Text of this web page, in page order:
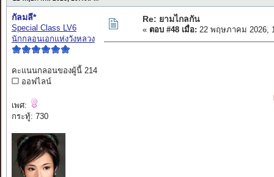
กัลมลี*
Special Class LV6
นักกลอนเอกแห่งวังหลวง
คะแนนกลอนของผู้นี้ 214
ออฟไลน์
เพศ:
กระทู้: 730
Re: ยามไกลกัน
« ตอบ #48 เมื่อ: 22 พฤษภาคม 2026,